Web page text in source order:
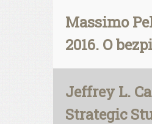
Massimo
2016. O
Jeffrey L.
Strategic